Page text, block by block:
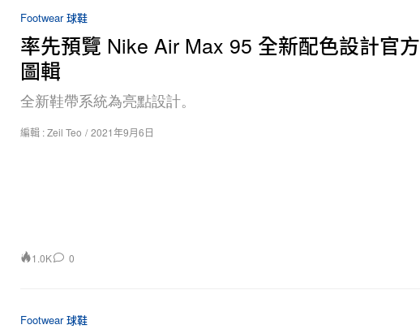
Footwear 球鞋
率先預覽 Nike Air Max 95 全新配色設計官方
圖輯
全新鞋帶系統為亮點設計。
編輯 :Zeil Teo / 2021年9月6日
1.0K 0
Footwear 球鞋